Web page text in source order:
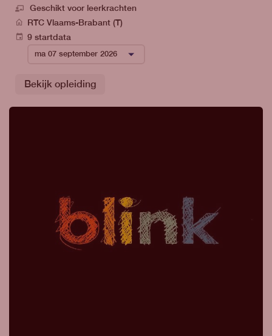
Geschikt voor leerkrachten
RTC Vlaams-Brabant (T)
9 startdata
Bekijk opleiding